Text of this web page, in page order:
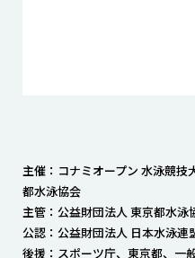
主催：コナミオープン 水泳競技
都水泳協会
主管：公益財団法人 東京都水泳
公認：公益財団法人 日本水泳連
後援：スポーツ庁、東京都、一